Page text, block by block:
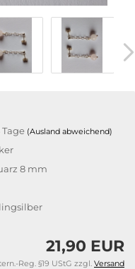
Tage (Ausland abweichend)
8 mm
21,90 EUR
Reg. §19 UStG zzgl. Versand